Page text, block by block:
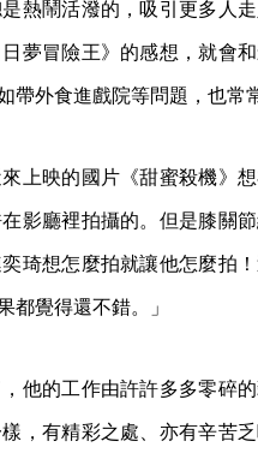
熱鬧活潑的，吸引更多人
夢冒險王》的感想，就會
外食進戲院等問題，也常
上映的國片《甜蜜殺機》
影廳裡拍攝的。但是膝關
琦想怎麼拍就讓他怎麼拍
都覺得還不錯。」
他的工作由許許多多零碎
，有精彩之處、亦有辛苦